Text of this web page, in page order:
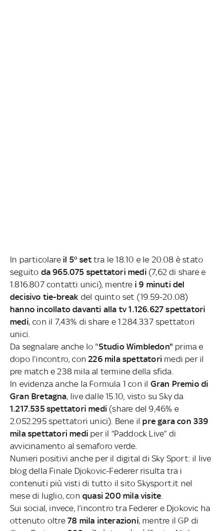
In particolare il 5° settra le 18.10 e le 20.08 è stato
seguito da 965.075 spettatori medi (7,62 di share e
1.816.807 contatti unici), mentre i 9 minuti del
decisivo tie-break del quinto set (19.59-20.08)
hanno incollato davanti alla tv 1.126.627 spettatori
medi, con il 7,43% di share e 1.284.337 spettatori
unici.
Da segnalare anche lo "Studio Wimbledon" prima e
dopo l’incontro, con226 mila spettatori medi per il
pre match e 238 mila al termine della sfida.
In evidenza anche la Formula 1 con il Gran Premio di
Gran Bretagna, live dalle 15.10, visto su Sky da
1.217.535 spettatori medi (share del 9,46% e
2.052.295 spettatori unici). Bene il pre gara con 339
mila spettatori medi per il “Paddock Live” di
avvicinamento al semaforo verde.
Numeri positivi anche per il digital di Sky Sport: il live
blog della Finale Djokovic-Federer risulta tra i
contenuti più visti di tutto il sito Skysport.it nel
mese di luglio, con quasi 200 mila visite
Sui social, invece, l’incontro tra Federer e Djokovic ha
ottenuto oltre 78 mila interazioni, mentre il GP di